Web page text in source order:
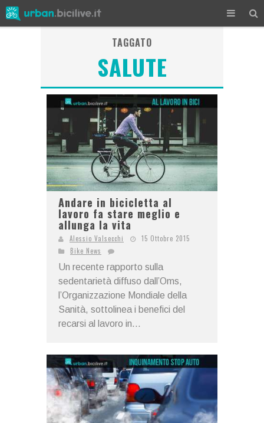
TAGGATO
SALUTE
Andare in bicicletta al
lavoro fa stare meglio e
allunga la vita
Alessio Valsecchi
15 Ottobre 2015
Bike News
Un recente rapporto sulla
sedentarietà diffuso dall’Oms,
l’Organizzazione Mondiale della
Sanità, sottolinea i benefici del
recarsi al lavoro in...